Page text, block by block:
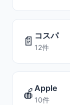
📄 コスパ
12件
🍎 Apple
10件